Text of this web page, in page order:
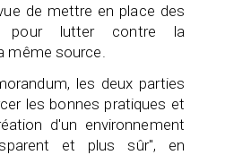
de mettre en place des
pour lutter contre la
même source.
les deux parties
les bonnes pratiques et
d'un environnement
et plus sûr", en